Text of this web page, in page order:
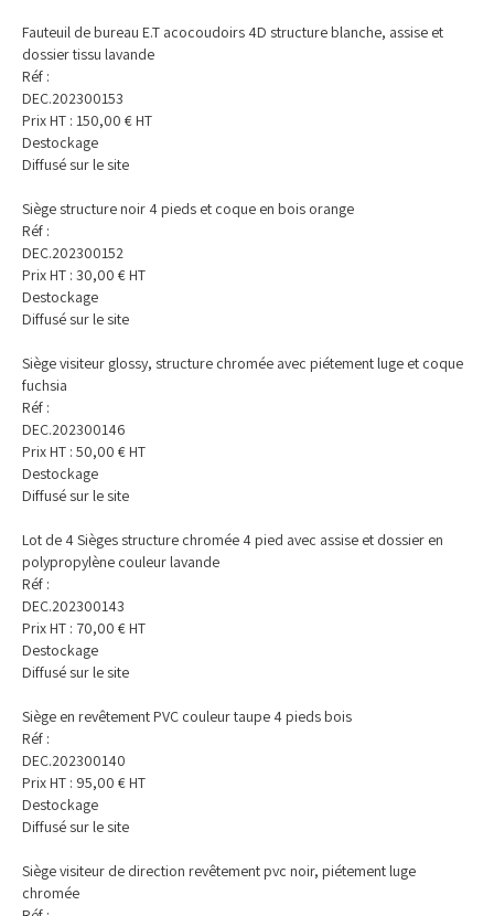
Fauteuil de bureau E.T acocoudoirs 4D structure blanche, assise et
dossier tissu lavande
Réf :
DEC.202300153
Prix HT : 150,00 € HT
Destockage
Diffusé sur le site
Siège structure noir 4 pieds et coque en bois orange
Réf :
DEC.202300152
Prix HT : 30,00 € HT
Destockage
Diffusé sur le site
Siège visiteur glossy, structure chromée avec piétement luge et coque
fuchsia
Réf :
DEC.202300146
Prix HT : 50,00 € HT
Destockage
Diffusé sur le site
Lot de 4 Sièges structure chromée 4 pied avec assise et dossier en
polypropylène couleur lavande
Réf :
DEC.202300143
Prix HT : 70,00 € HT
Destockage
Diffusé sur le site
Siège en revêtement PVC couleur taupe 4 pieds bois
Réf :
DEC.202300140
Prix HT : 95,00 € HT
Destockage
Diffusé sur le site
Siège visiteur de direction revêtement pvc noir, piétement luge
chromée